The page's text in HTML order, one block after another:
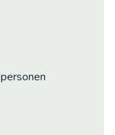
personen